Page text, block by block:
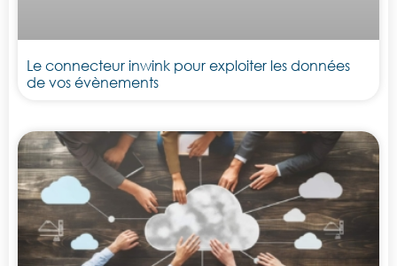
Le connecteur inwink pour exploiter les données
de vos évènements